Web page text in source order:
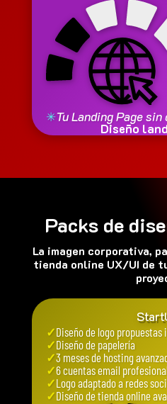
✳Tu Landing Page
Diseño
Packs de
La imagen corporativa,
tienda online UX/UI de
✓Diseño de logo
✓Diseño de papelería
✓3 meses de hosting
✓6 cuentas email
✓Logo adaptado a redes
✓Diseño de tienda online